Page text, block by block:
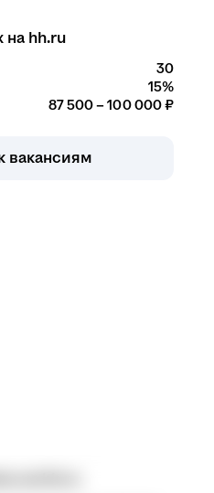
на hh.ru
30
15%
87 500 – 100 000 ₽
вакансиям